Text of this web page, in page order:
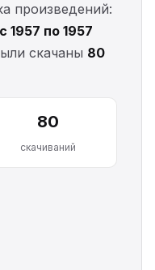
произведений:
с 1957 по 1957
скачаны 80
80
скачиваний